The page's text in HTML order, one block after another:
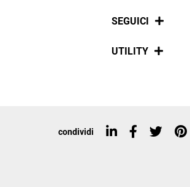
Pagamenti
SEGUICI
Social
UTILITY
Top ricerche
condividi